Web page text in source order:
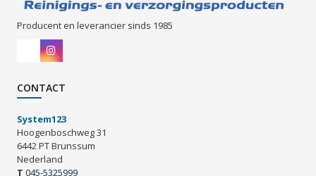
Producent en leverancier sinds 1985
CONTACT
System123
Hoogenboschweg 31
6442 PT Brunssum
Nederland
T 045-5325999